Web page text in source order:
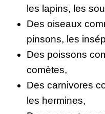
les lapins, les
Des oiseaux
pinsons, les
Des poissons
comètes,
Des carnivores
les hermines,